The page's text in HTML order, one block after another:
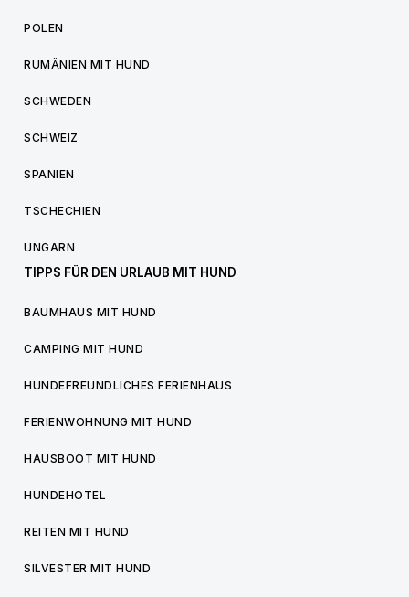
POLEN
RUMÄNIEN MIT HUND
SCHWEDEN
SCHWEIZ
SPANIEN
TSCHECHIEN
UNGARN
TIPPS FÜR DEN URLAUB MIT HUND
BAUMHAUS MIT HUND
CAMPING MIT HUND
HUNDEFREUNDLICHES FERIENHAUS
FERIENWOHNUNG MIT HUND
HAUSBOOT MIT HUND
HUNDEHOTEL
REITEN MIT HUND
SILVESTER MIT HUND